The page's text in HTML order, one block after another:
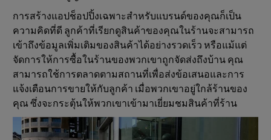
การสร้างแอปช็อปปิ้งเฉพาะสำหรับแบรนด์ของคุณก็เป็น
ความคิดที่ดี ลูกค้าที่เรียกดูสินค้าของคุณในร้านจะสามารถ
เข้าถึงข้อมูลเพิ่มเติมของสินค้าได้อย่างรวดเร็ว หรือแม้แต่
จัดการให้การซื้อในร้านของพวกเขาถูกจัดส่งถึงบ้าน คุณ
สามารถใช้การตลาดตามสถานที่เพื่อส่งข้อเสนอและการ
แจ้งเตือนการขายให้กับลูกค้า เมื่อพวกเขาอยู่ใกล้ร้านของ
คุณ ซึ่งจะกระตุ้นให้พวกเขาเข้ามาเยี่ยมชมสินค้าที่ร้าน